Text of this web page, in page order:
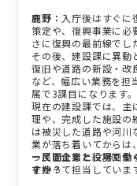
鹿野： 入庁後はすぐに
策定や、復興事業に必
さに復興の最前線でし
その後、建設課に異
復旧や道路の新設・改
など、幅広い業務を担
属で3課目になります。
現在の建設課では、主
理や、完成した施設の
は被災した道路や河川
業が落ち着いてからは
ってきました。計画
を持って担当していま
ー民間企業と役場で
すか？